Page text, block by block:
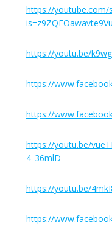
https://youtube.com/
https://youtu.be/
https://
https://
https://youtu.be/
4_36mlD
https://youtu.be/
https://